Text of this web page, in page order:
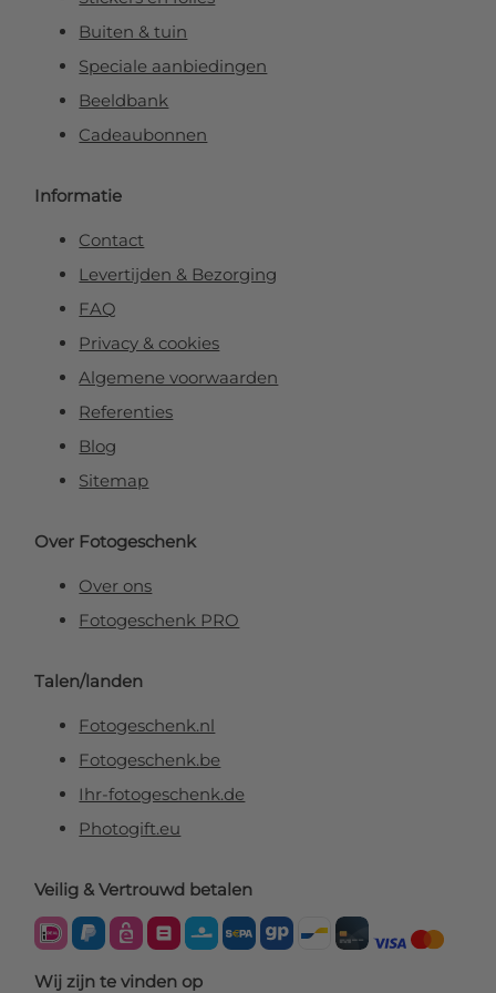
Buiten & tuin
Speciale aanbiedingen
Beeldbank
Cadeaubonnen
Informatie
Contact
Levertijden & Bezorging
FAQ
Privacy & cookies
Algemene voorwaarden
Referenties
Blog
Sitemap
Over Fotogeschenk
Over ons
Fotogeschenk PRO
Talen/landen
Fotogeschenk.nl
Fotogeschenk.be
Ihr-fotogeschenk.de
Photogift.eu
Veilig & Vertrouwd betalen
Wij zijn te vinden op